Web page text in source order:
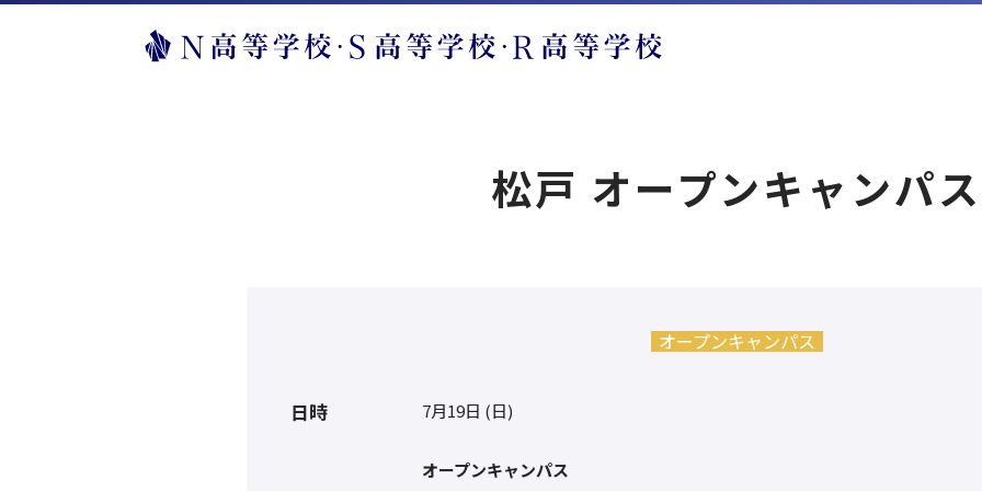
松戸 オープンキャンパス
オープンキャンパス
日時 7月19日 (日)
オープンキャンパス